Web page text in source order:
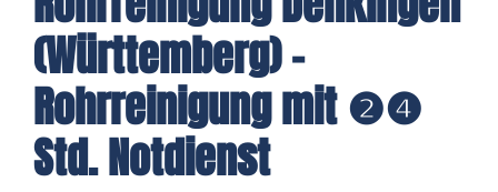
(Württemberg) -
Rohrreinigung mit ❷❹
Std. Notdienst